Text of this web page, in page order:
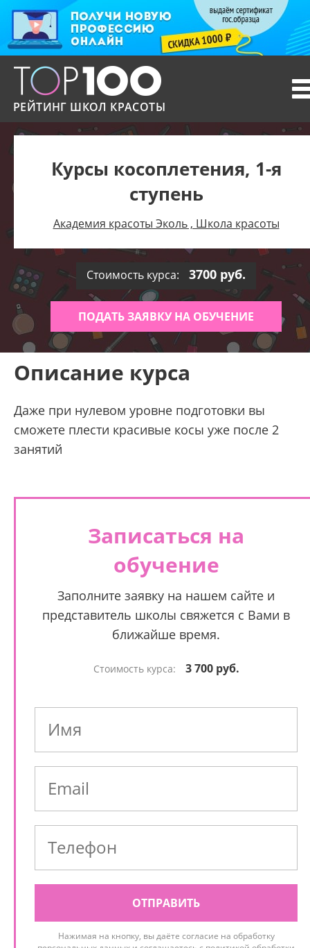
РЕЙТИНГ ШКОЛ КРАСОТЫ
Курсы косоплетения, 1-я
ступень
Академия красоты Эколь , Школа красоты
Стоимость курса: 3700 руб.
ПОДАТЬ ЗАЯВКУ НА ОБУЧЕНИЕ
Описание курса
Даже при нулевом уровне подготовки вы
сможете плести красивые косы уже после 2
занятий
Записаться на
обучение
Заполните заявку на нашем сайте и
представитель школы свяжется с Вами в
ближайше время.
Стоимость курса: 3 700 руб.
ОТПРАВИТЬ
Нажимая на кнопку, вы даёте согласие на обработку